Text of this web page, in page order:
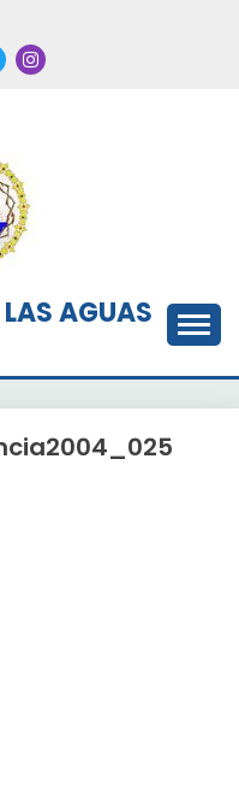
AGUAS